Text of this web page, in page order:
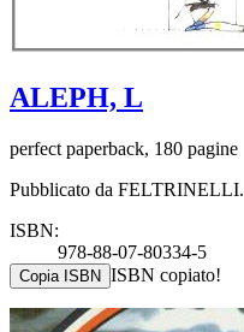
ALEPH, L
perfect paperback, 180 pagine
Pubblicato da FELTRINELLI.
ISBN:
978-88-07-80334-5
Copia ISBN ISBN copiato!